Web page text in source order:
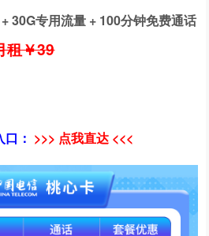
30G专用流量 + 100分钟免费通话
租￥39
： >>> 点我直达 <<<